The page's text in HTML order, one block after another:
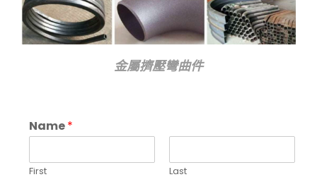
金屬擠壓彎曲件
Name*
First Last